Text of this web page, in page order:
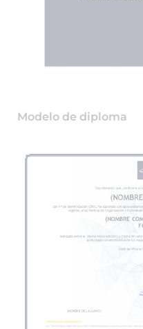
Modelo de diploma